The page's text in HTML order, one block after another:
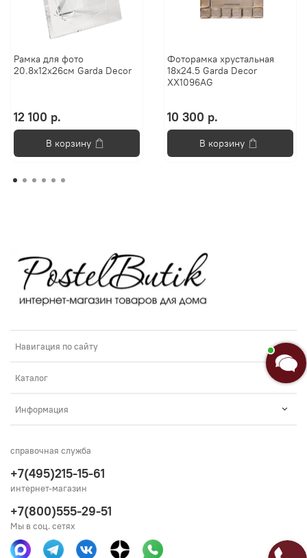
Рамка для фото
20.8x12x26см Garda Decor
12 100 р.
В корзину
Фоторамка xрустальная
18x24.5 Garda Decor
XX1096AG
10 300 р.
В корзину
Навигация по сайту
Каталог
Информация
справочная служба
+7(495)215-15-61
интернет-магазин
+7(800)555-29-51
Мы в соц. сетях